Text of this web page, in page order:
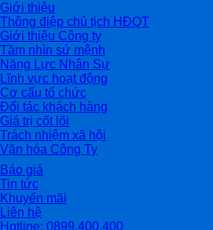
Giới thiệu
Thông điệp chủ tịch HĐQT
Giới thiệu Công ty
Tầm nhìn sứ mệnh
Năng Lực Nhân Sự
Lĩnh vực hoạt động
Cơ cấu tổ chức
Đối tác khách hàng
Giá trị cốt lõi
Trách nhiệm xã hội
Văn hóa Công Ty
Báo giá
Tin tức
Khuyến mãi
Liên hệ
Hotline: 0899.400.400